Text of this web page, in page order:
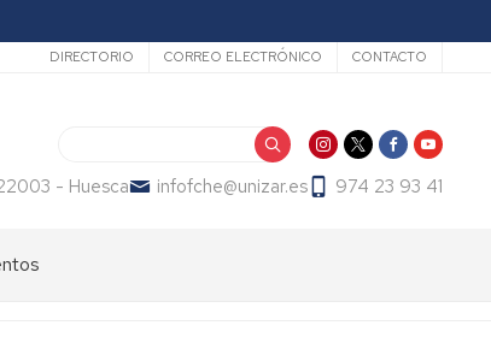
Secundario
DIRECTORIO CORREO ELECTRÓNICO CONTACTO
- Huesca infofche@unizar.es 974 23 93 41